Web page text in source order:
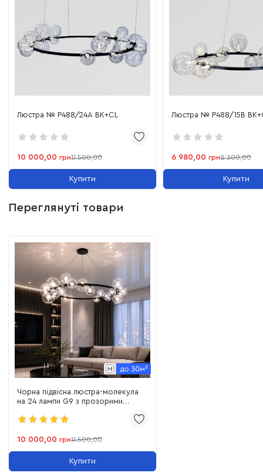
атмосферу преміальності та затишку одночасно.
Люстра № P488/24A BK+CL
10 000,00 грн11 500,00
Купити
Люстра № P488/15B
6 980,00 грн8 300,00
Купити
Переглянуті товари
Чорна підвісна люстра-молекула
на 24 лампи G9 з прозорими
BK+CL)
10 000,00 грн11 500,00
Купити